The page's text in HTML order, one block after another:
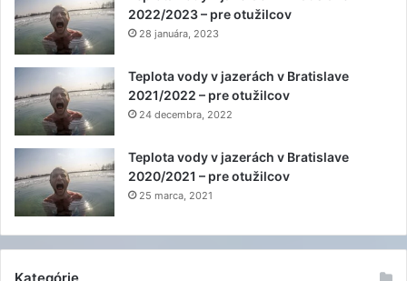
2022/2023 – pre otužilcov
28 januára, 2023
Teplota vody v jazerách v Bratislave
2021/2022 – pre otužilcov
24 decembra, 2022
Teplota vody v jazerách v Bratislave
2020/2021 – pre otužilcov
25 marca, 2021